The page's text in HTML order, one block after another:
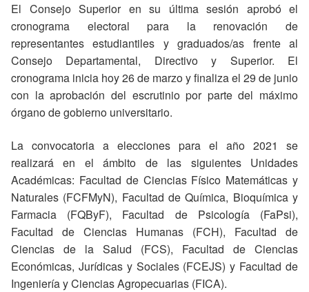
El Consejo Superior en su última sesión aprobó el
cronograma electoral para la renovación de
representantes estudiantiles y graduados/as frente al
Consejo Departamental, Directivo y Superior. El
cronograma inicia hoy 26 de marzo y finaliza el 29 de junio
con la aprobación del escrutinio por parte del máximo
órgano de gobierno universitario.
La convocatoria a elecciones para el año 2021 se
realizará en el ámbito de las siguientes Unidades
Académicas: Facultad de Ciencias Físico Matemáticas y
Naturales (FCFMyN), Facultad de Química, Bioquímica y
Farmacia (FQByF), Facultad de Psicología (FaPsi),
Facultad de Ciencias Humanas (FCH), Facultad de
Ciencias de la Salud (FCS), Facultad de Ciencias
Económicas, Jurídicas y Sociales (FCEJS) y Facultad de
Ingeniería y Ciencias Agropecuarias (FICA).